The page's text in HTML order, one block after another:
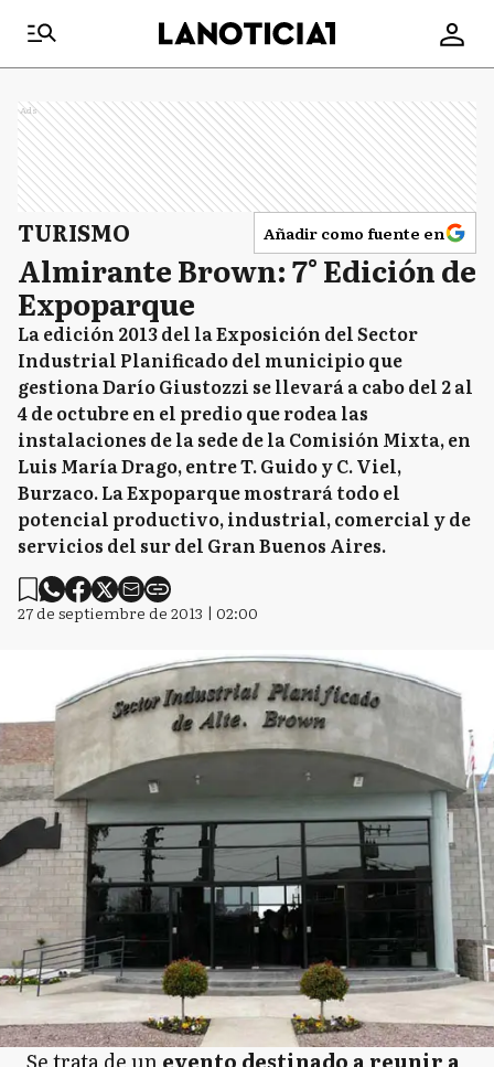
Ads
TURISMO Añadir como fuente en
Almirante Brown: 7° Edición de
Expoparque
La edición 2013 del la Exposición del Sector
Industrial Planificado del municipio que
gestiona Darío Giustozzi se llevará a cabo del 2 al
4 de octubre en el predio que rodea las
instalaciones de la sede de la Comisión Mixta, en
Luis María Drago, entre T. Guido y C. Viel,
Burzaco. La Expoparque mostrará todo el
potencial productivo, industrial, comercial y de
servicios del sur del Gran Buenos Aires.
27 de septiembre de 2013 | 02:00
Se trata de unevento destinado a reunir a